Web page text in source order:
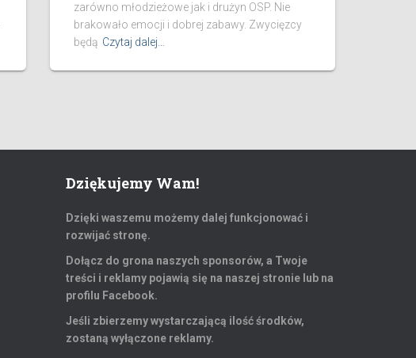
zarówno młodzieżowe jak i drużyn OSP. Nie
brakowało emocji i dobrej zabawy. Zwycięzcy
będą Czytaj dalej…
Dziękujemy Wam!
Dzięki waszemu możemy dalej funkcjonować i
rozwijać stronę.
Dołącz do grona naszych sponsorów, a Twoje
treści i reklamy pojawią się na naszej stronie lub na
profilu Facebook.
Jeśli zbierzemy wystarczającą ilość środków,
zostaną wyłączone reklamy.